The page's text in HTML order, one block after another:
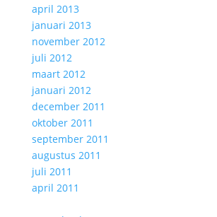
april 2013
januari 2013
november 2012
juli 2012
maart 2012
januari 2012
december 2011
oktober 2011
september 2011
augustus 2011
juli 2011
april 2011